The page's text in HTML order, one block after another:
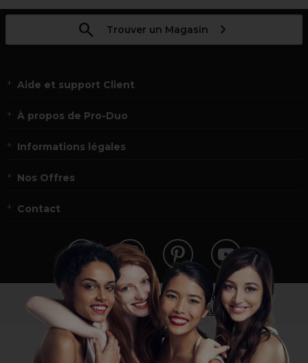
Trouver un Magasin
Aide et support Client
À propos de Pro-Duo
Informations légales
Nos Offres
Contact
Vous n’êtes pas un professionnel ?
Visitez notre site pour les particuliers!